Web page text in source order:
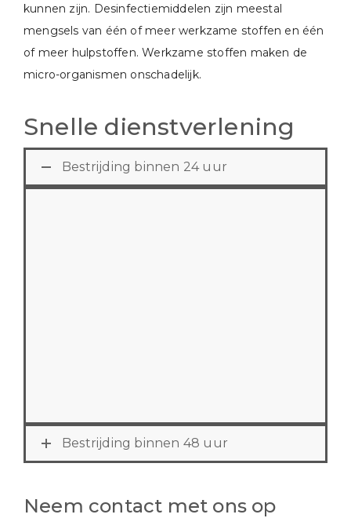
kunnen zijn. Desinfectiemiddelen zijn meestal
mengsels van één of meer werkzame stoffen en één
of meer hulpstoffen. Werkzame stoffen maken de
micro-organismen onschadelijk.
Snelle dienstverlening
Bestrijding binnen 24 uur
Bestrijding binnen 48 uur
Neem contact met ons op